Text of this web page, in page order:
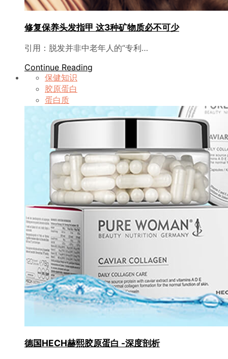
修复保养头发指甲 这3种矿物质必不可少
引用：脱发并非中老年人的“专利…
Continue Reading
保健知识
胶原蛋白
蛋白质
德国HECH赫熙胶原蛋白 -深度剖析